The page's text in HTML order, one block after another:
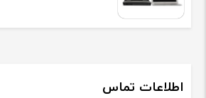
اطلاعات تماس